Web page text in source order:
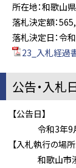
所在地：和歌山
落札決定額：
落札決定日：令
23_入札経過
公告・入札
【公告日】
令和3年9
【入札執行の場
和歌山市湊